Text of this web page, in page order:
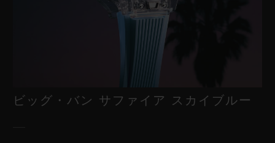
イヤモンド 33 MM
•
ビッグ・バン サファイア スカイブルー